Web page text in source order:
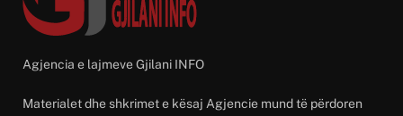
Agjencia e lajmeve Gjilani INFO
Materialet dhe shkrimet e kësaj Agjencie mund të përdoren